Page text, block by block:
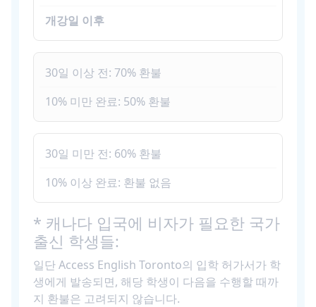
개강일 이후
30일 이상 전: 70% 환불
10% 미만 완료: 50% 환불
30일 미만 전: 60% 환불
10% 이상 완료: 환불 없음
* 캐나다 입국에 비자가 필요한 국가
출신 학생들:
일단 Access English Toronto의 입학 허가서가 학
생에게 발송되면, 해당 학생이 다음을 수행할 때까
지 환불은 고려되지 않습니다.